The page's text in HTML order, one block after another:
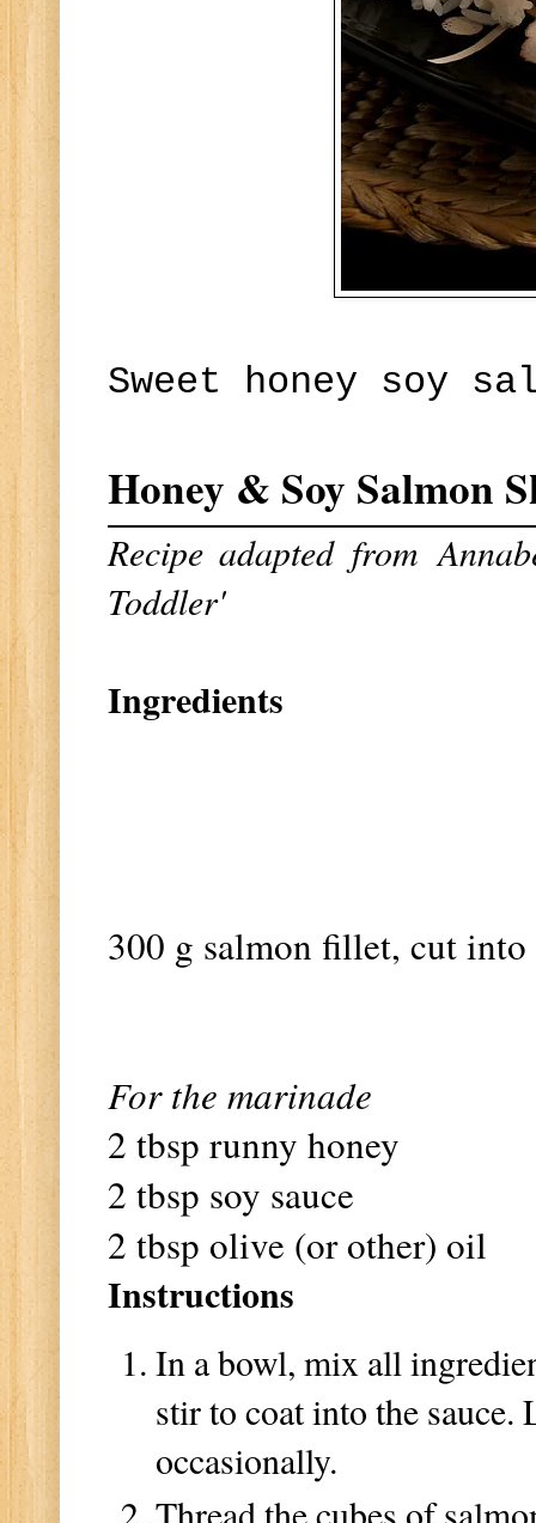
Sweet honey soy
Honey & Soy Salmon
Recipe adapted from
Toddler'
Ingredients
300 g salmon fillet, cut into
For the marinade
2 tbsp runny honey
2 tbsp soy sauce
2 tbsp olive (or other) oil
Instructions
In a bowl, mix all
stir to coat into the
occasionally.
Thread the cubes of